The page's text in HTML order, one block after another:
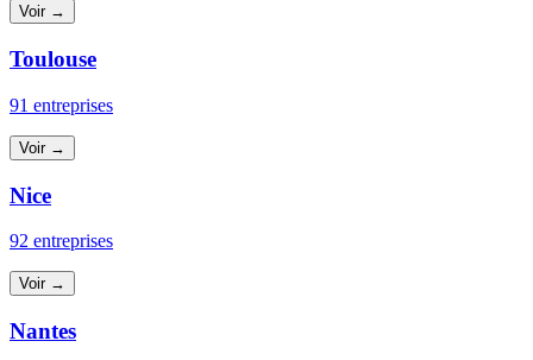
Voir →
Toulouse
91 entreprises
Voir →
Nice
92 entreprises
Voir →
Nantes